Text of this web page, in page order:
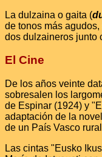
La dulzaina o gaita (
de tonos más
dos dulzaineros junto
El Cine
De los años veinte
sobresalen los
de Espinar (1924) y
adaptación de la
de un País Vasco
Las cintas "Eusko